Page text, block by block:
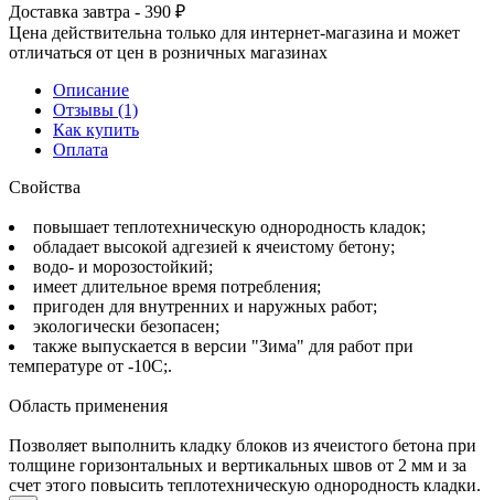
Доставка завтра - 390 ₽
Цена действительна только для интернет-магазина и может
отличаться от цен в розничных магазинах
Описание
Отзывы (1)
Как купить
Оплата
Свойства
повышает теплотехническую однородность кладок;
обладает высокой адгезией к ячеистому бетону;
водо- и морозостойкий;
имеет длительное время потребления;
пригоден для внутренних и наружных работ;
экологически безопасен;
также выпускается в версии "Зима" для работ при
температуре от -10С;.
Область применения
Позволяет выполнить кладку блоков из ячеистого бетона при
толщине горизонтальных и вертикальных швов от 2 мм и за
счет этого повысить теплотехническую однородность кладки.